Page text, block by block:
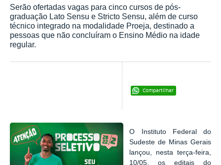
Serão ofertadas vagas para cinco cursos de pós-
graduação Lato Sensu e Stricto Sensu, além de curso
técnico integrado na modalidade Proeja, destinado a
pessoas que não concluíram o Ensino Médio na idade
regular.
Compartilhar
O Instituto Federal do
Sudeste de Minas Gerais
lançou, nesta terça-feira,
10/05, os editais do